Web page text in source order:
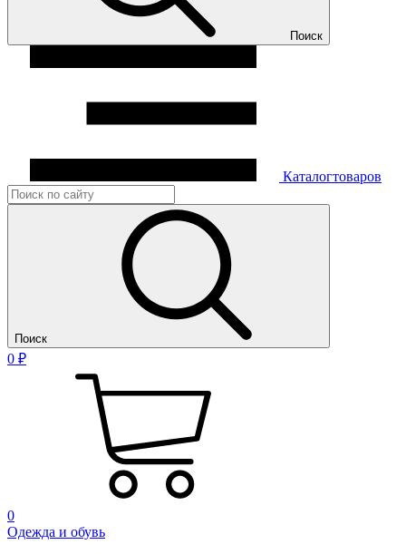
Поиск
Каталогтоваров
Поиск
0 ₽
0
Одежда и обувь